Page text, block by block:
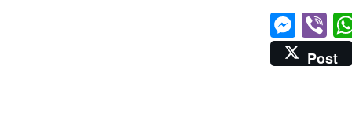
M
e
ss
Vi
b
er
Post